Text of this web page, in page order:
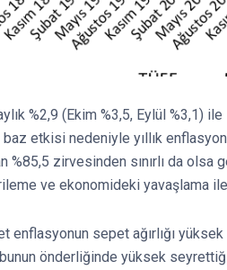
%2,9 (Ekim %3,5, Eylül %3,1)
baz etkisi nedeniyle yıllık
%85,5 zirvesinden sınırlı da
ve ekonomideki yavaşlama
enflasyonun sepet ağırlığı
önderliğinde yüksek